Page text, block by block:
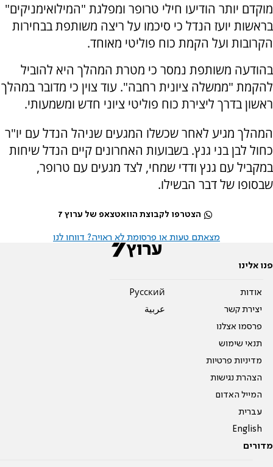
מוקדם יותר הודיעו חילי טרופר ומפלגת "המילואימניקים"
בראשות יועז הנדל כי סיכמו על ריצה משותפת בבחירות
הקרובות ועל הקמת כוח פוליטי מאוחד.
בהודעה משותפת נמסר כי מטרת המהלך היא להוביל
להקמת "ממשלה ציונית רחבה". עוד צוין כי מדובר במהלך
ראשון בדרך ליצירת כוח פוליטי ציוני חדש ומשמעותי.
המהלך מגיע לאחר שכשלו המגעים שניהל הנדל עם יו"ר
כחול לבן בני גנץ. בשבועות האחרונים קיים הנדל שיחות
במקביל עם גנץ ודדי שמחי, לצד מגעים עם טרופר,
שבסופו של דבר הבשילו.
הצטרפו לקבוצת הוואטצאפ של ערוץ 7
מצאתם טעות או פרסומת לא ראויה? דווחו לנו
פנו אלינו
אודות
יצירת קשר
פרסמו אצלנו
תנאי שימוש
מדיניות פרטיות
הצהרת נגישות
המייל האדום
עברית
English
Pусский
عربية
מדורים